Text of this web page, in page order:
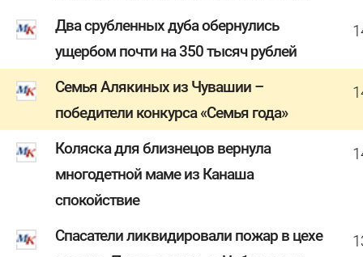
Два срубленных дуба обернулись
ущербом почти на 350 тысяч рублей
Семья Алякиных из Чувашии –
победители конкурса «Семья года»
Коляска для близнецов вернула
многодетной маме из Канаша
спокойствие
Спасатели ликвидировали пожар в цехе